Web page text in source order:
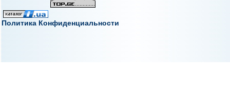
Политика Конфиденциальности